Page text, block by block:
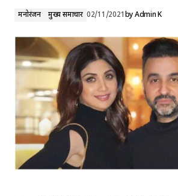
मनोरंजन मुख्य समाचार 02/11/2021byAdmin K